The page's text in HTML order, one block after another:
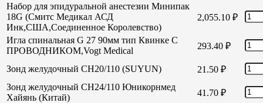
Набор для эпидуральной анестезии Минипак
18G (Смитс Медикал АСД
Инк,США,Соединенное Королевство)
2,055.10 ₽
Игла спинальная G 27 90мм тип Квинке С
ПРОВОДНИКОМ,Vogt Medical
293.40 ₽
Зонд желудочный СН20/110 (SUYUN) 21.50 ₽
Зонд желудочный СН24/110 Юникорнмед
Хайянь (Китай)
41.70 ₽